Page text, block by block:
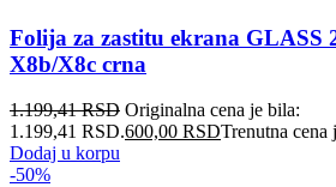
Folija za zastitu ekrana GLASS
X8b/X8c crna
1.199,41RSD Originalna cena je bila:
1.199,41 RSD.600,00 RSDTrenutna cena
Dodaj u korpu
-50%